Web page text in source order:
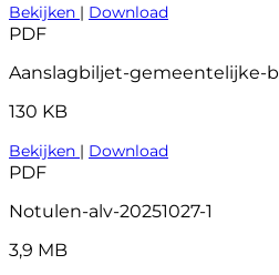
Bekijken | Download
PDF
Aanslagbiljet-gemeentelijke-
130 KB
Bekijken | Download
PDF
Notulen-alv-20251027-1
3,9 MB